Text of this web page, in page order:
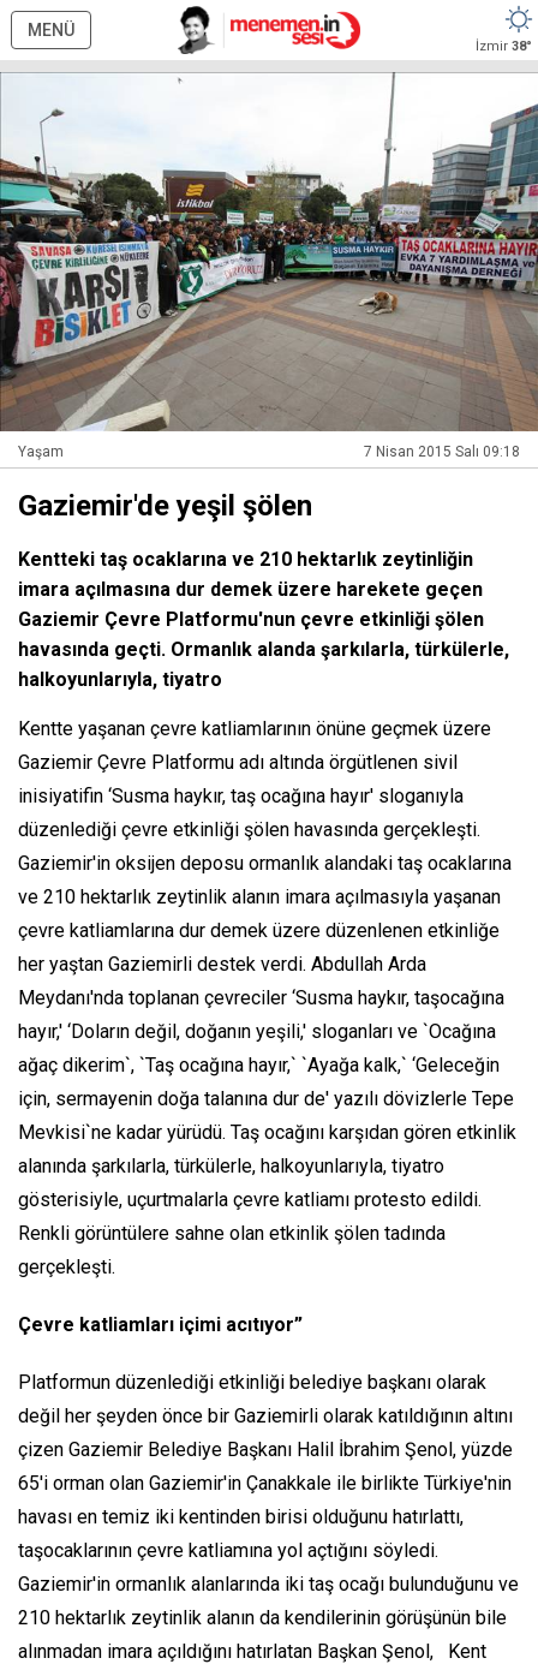
MENÜ
İzmir 38°
Yaşam 7 Nisan 2015 Salı 09:18
Gaziemir'de yeşil şölen
Kentteki taş ocaklarına ve 210 hektarlık zeytinliğin
imara açılmasına dur demek üzere harekete geçen
Gaziemir Çevre Platformu'nun çevre etkinliği şölen
havasında geçti. Ormanlık alanda şarkılarla, türkülerle,
halkoyunlarıyla, tiyatro
Kentte yaşanan çevre katliamlarının önüne geçmek üzere
Gaziemir Çevre Platformu adı altında örgütlenen sivil
inisiyatifin ‘Susma haykır, taş ocağına hayır' sloganıyla
düzenlediği çevre etkinliği şölen havasında gerçekleşti.
Gaziemir'in oksijen deposu ormanlık alandaki taş ocaklarına
ve 210 hektarlık zeytinlik alanın imara açılmasıyla yaşanan
çevre katliamlarına dur demek üzere düzenlenen etkinliğe
her yaştan Gaziemirli destek verdi. Abdullah Arda
Meydanı'nda toplanan çevreciler ‘Susma haykır, taşocağına
hayır,' ‘Doların değil, doğanın yeşili,' sloganları ve `Ocağına
ağaç dikerim`, `Taş ocağına hayır,` `Ayağa kalk,` ‘Geleceğin
için, sermayenin doğa talanına dur de' yazılı dövizlerle Tepe
Mevkisi`ne kadar yürüdü. Taş ocağını karşıdan gören etkinlik
alanında şarkılarla, türkülerle, halkoyunlarıyla, tiyatro
gösterisiyle, uçurtmalarla çevre katliamı protesto edildi.
Renkli görüntülere sahne olan etkinlik şölen tadında
gerçekleşti.
Çevre katliamları içimi acıtıyor”
Platformun düzenlediği etkinliği belediye başkanı olarak
değil her şeyden önce bir Gaziemirli olarak katıldığının altını
çizen Gaziemir Belediye Başkanı Halil İbrahim Şenol, yüzde
65'i orman olan Gaziemir'in Çanakkale ile birlikte Türkiye'nin
havası en temiz iki kentinden birisi olduğunu hatırlattı,
taşocaklarının çevre katliamına yol açtığını söyledi.
Gaziemir'in ormanlık alanlarında iki taş ocağı bulunduğunu ve
210 hektarlık zeytinlik alanın da kendilerinin görüşünün bile
alınmadan imara açıldığını hatırlatan Başkan Şenol, Kent